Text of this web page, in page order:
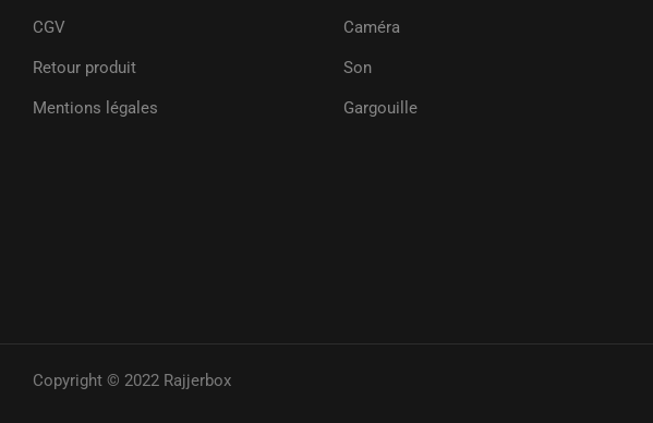
CGV
Retour produit
Mentions légales
Caméra
Son
Gargouille
Copyright © 2022 Rajjerbox